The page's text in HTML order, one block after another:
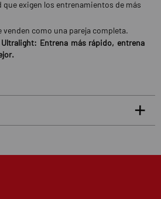
que exigen los entrenamientos de más
venden como una pareja completa.
Entrena más rápido, entrena
5
4
0%